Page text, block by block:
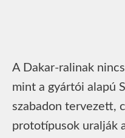
A Dakar-ralinak
mint a gyártói alapú
szabadon tervezett,
prototípusok uralják